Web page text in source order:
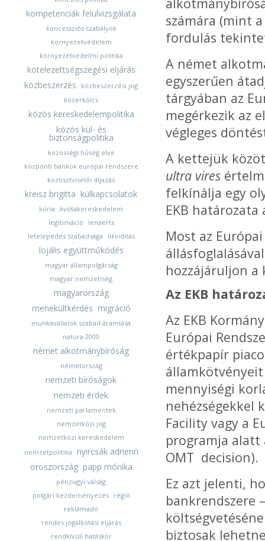
kompetenciák felülvizsgálata
koncessziós szabályok
környezetvédelem
környezetvédelmi politika
kötelezettségszegési eljárás
közbeszerzés
közbeszerzési jog
közerkölcs
közös kereskedelempolitika
közös kül- és
biztonságpolitika
közösségi hűség elve
központi bankok európai rendszere
köztisztviselői díjazás
kreisz brigitta külkapcsolatok
kúria
kvótakereskedelem
legitimáció
lenaerts
letelepedés szabadsága
likviditás
lojális együttműködés
magyar állampolgárság
magyar nemzetiség
magyarország
menekültkérdés migráció
munkavállalok szabad áramlása
natura 2000
német alkotmánybíróság
németország
nemzeti bíróságok
nemzeti érdek
nemzeti parlamentek
nemzetközi jog
nemzetközi kereskedelem
nemzetpolitika
nyircsák adrienn
oroszország papp mónika
pénzügyi válság
polgári kezdeményezés
régió
reklámadó
rendes jogalkotási eljárás
rendkívüli hatáskör
számára (mint
fordulás
A német
egyszerűen
tárgyában az
megérkezik az
végleges
A kettejük
ultra vires
felkínálja egy
EKB
Most az
hozzájáruljon a
Az EKB
Az EKB
Európai
értékpapír
mennyiségi
nehézségekkel
Facility vagy a
programja
OMT decision).
Ez azt jelenti,
bankrendszere
biztosak